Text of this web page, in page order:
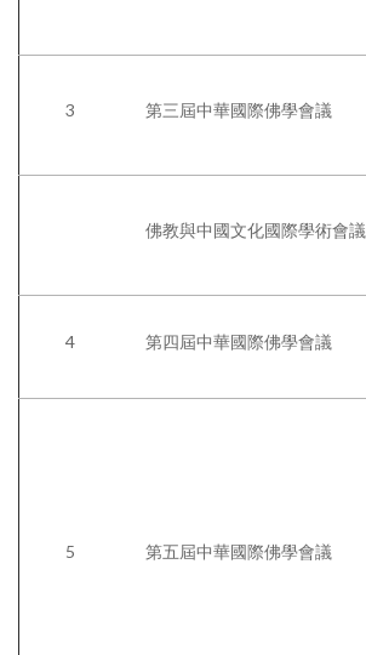
Menu
認識本所
最新消息
研究員
專案
出版品
Language
繁體中文
English
3 第三屆中華國際佛學會議
佛教與中國文化國際學術會議
4 第四屆中華國際佛學會議
5 第五屆中華國際佛學會議